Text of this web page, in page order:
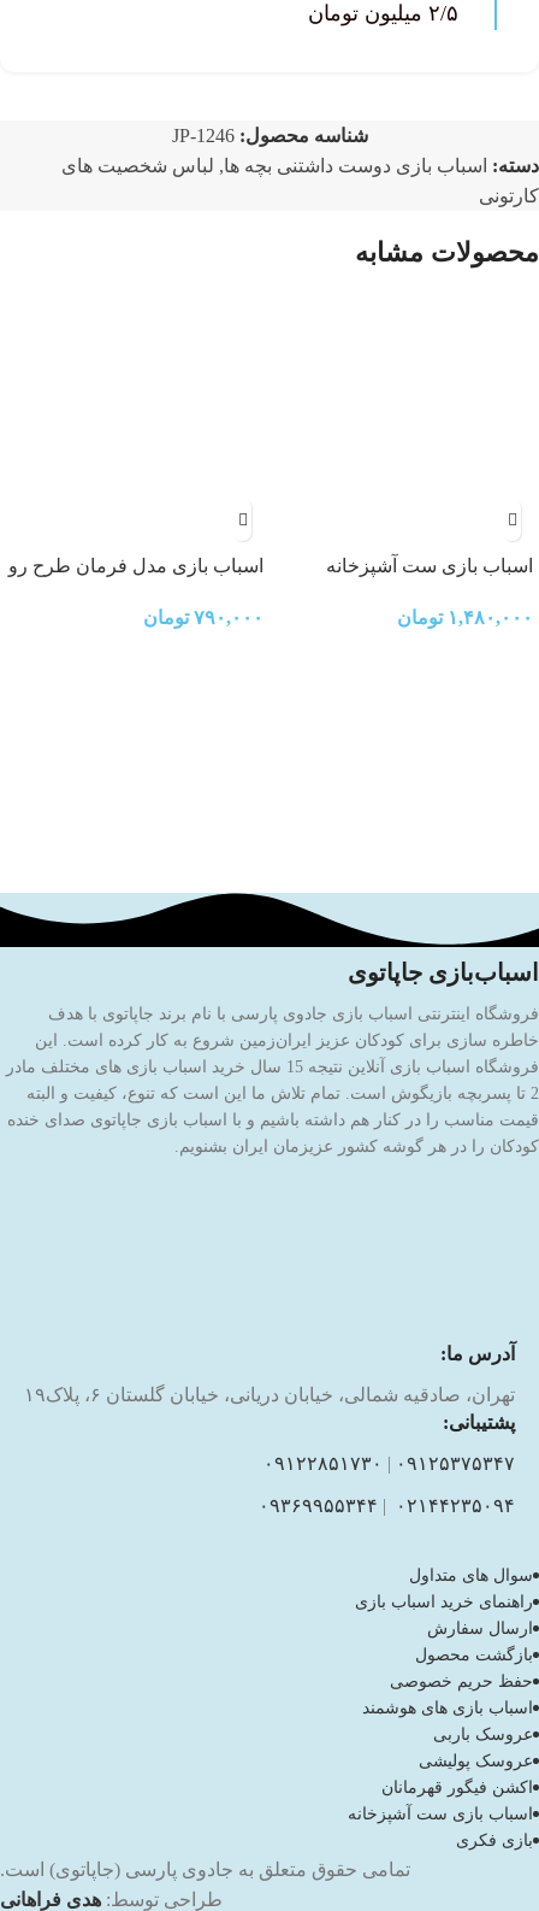
۲/۵ میلیون تومان
شناسه محصول:JP-1246
دسته: اسباب بازی دوست داشتنی بچه ها, لباس شخصیت های
کارتونی
محصولات مشابه
اسباب بازی ست آشپزخانه
۱,۴۸۰,۰۰۰ تومان
اسباب بازی مدل فرمان طرح رو
۷۹۰,۰۰۰ تومان
اسباب‌بازی جاپاتوی
فروشگاه اینترنتی اسباب بازی جادوی پارسی با نام برند جاپاتوی با هدف
خاطره سازی برای کودکان عزیز ایران‌زمین شروع به کار کرده است. این
فروشگاه اسباب بازی آنلاین نتیجه 15 سال خرید اسباب بازی های مختلف مادر
2 تا پسربچه بازیگوش است. تمام تلاش ما این است که تنوع، کیفیت و البته
قیمت مناسب را در کنار هم داشته باشیم و با اسباب بازی جاپاتوی صدای خنده
کودکان را در هر گوشه کشور عزیزمان ایران بشنویم.
آدرس ما:
تهران، صادقیه شمالی، خیابان دریانی، خیابان گلستان ۶، پلاک۱۹
پشتیبانی:
۰۹۱۲۵۳۷۵۳۴۷ | ۰۹۱۲۲۸۵۱۷۳۰
۰۲۱۴۴۲۳۵۰۹۴ | ۰۹۳۶۹۹۵۵۳۴۴
سوال های متداول
راهنمای خرید اسباب بازی
ارسال سفارش
بازگشت محصول
حفظ حریم خصوصی
اسباب بازی های هوشمند
عروسک باربی
عروسک پولیشی
اکشن فیگور قهرمانان
اسباب بازی ست آشپزخانه
بازی فکری
تمامی حقوق متعلق به جادوی پارسی (جاپاتوی) است.
طراحی توسط: هدی فراهانی